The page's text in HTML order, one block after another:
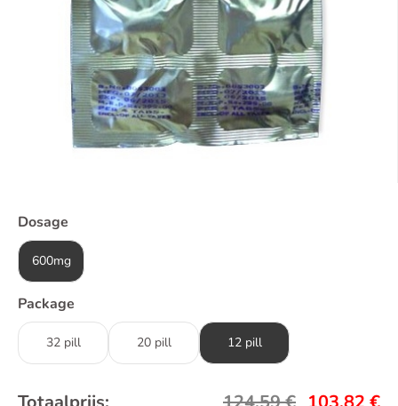
Dosage
600mg
Package
32 pill 20 pill 12 pill